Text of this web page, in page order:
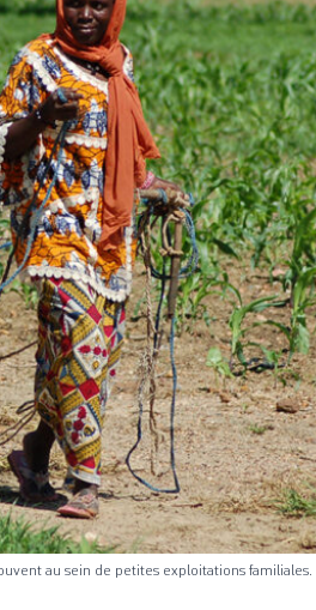
au sein de petites exploitations familiales.